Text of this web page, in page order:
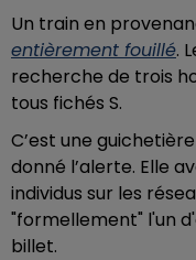
Un train en
entièrement fouillé.
recherche de trois
tous fichés S.
C’est une
donné l’alerte. Elle
individus sur les
"formellement" l'un
billet.